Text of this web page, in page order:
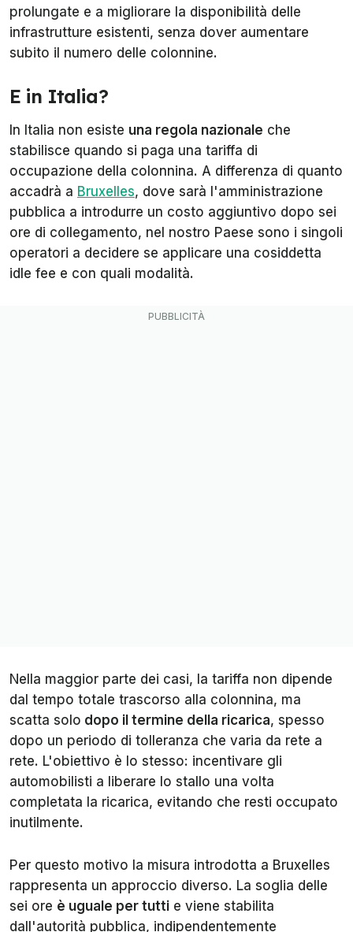
prolungate e a migliorare la disponibilità delle
infrastrutture esistenti, senza dover aumentare
subito il numero delle colonnine.
E in Italia?
In Italia non esiste una regola nazionale che
stabilisce quando si paga una tariffa di
occupazione della colonnina. A differenza di quanto
accadrà a Bruxelles, dove sarà l'amministrazione
pubblica a introdurre un costo aggiuntivo dopo sei
ore di collegamento, nel nostro Paese sono i singoli
operatori a decidere se applicare una cosiddetta
idle fee e con quali modalità.
Nella maggior parte dei casi, la tariffa non dipende
dal tempo totale trascorso alla colonnina, ma
scatta solo dopo il termine della ricarica, spesso
dopo un periodo di tolleranza che varia da rete a
rete. L'obiettivo è lo stesso: incentivare gli
automobilisti a liberare lo stallo una volta
completata la ricarica, evitando che resti occupato
inutilmente.
Per questo motivo la misura introdotta a Bruxelles
rappresenta un approccio diverso. La soglia delle
sei ore è uguale per tutti e viene stabilita
dall'autorità pubblica, indipendentemente